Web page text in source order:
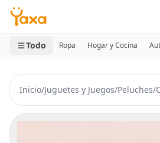
MINI CARRITO
0 productos
Todo Ropa Hogar y Cocina
Inicio/Juguetes y Juegos/Peluches/